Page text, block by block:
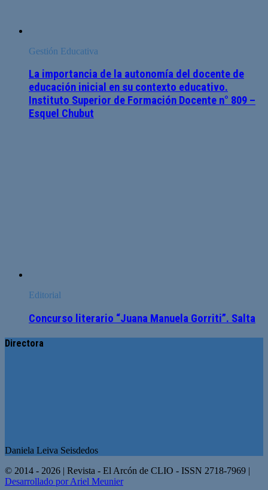
Gestión Educativa
La importancia de la autonomía del docente de
educación inicial en su contexto educativo.
Instituto Superior de Formación Docente n° 809 –
Esquel Chubut
Editorial
Concurso literario “Juana Manuela Gorriti”. Salta
Directora
Daniela Leiva Seisdedos
© 2014 - 2026 | Revista - El Arcón de CLIO - ISSN 2718-7969 |
Desarrollado por Ariel Meunier